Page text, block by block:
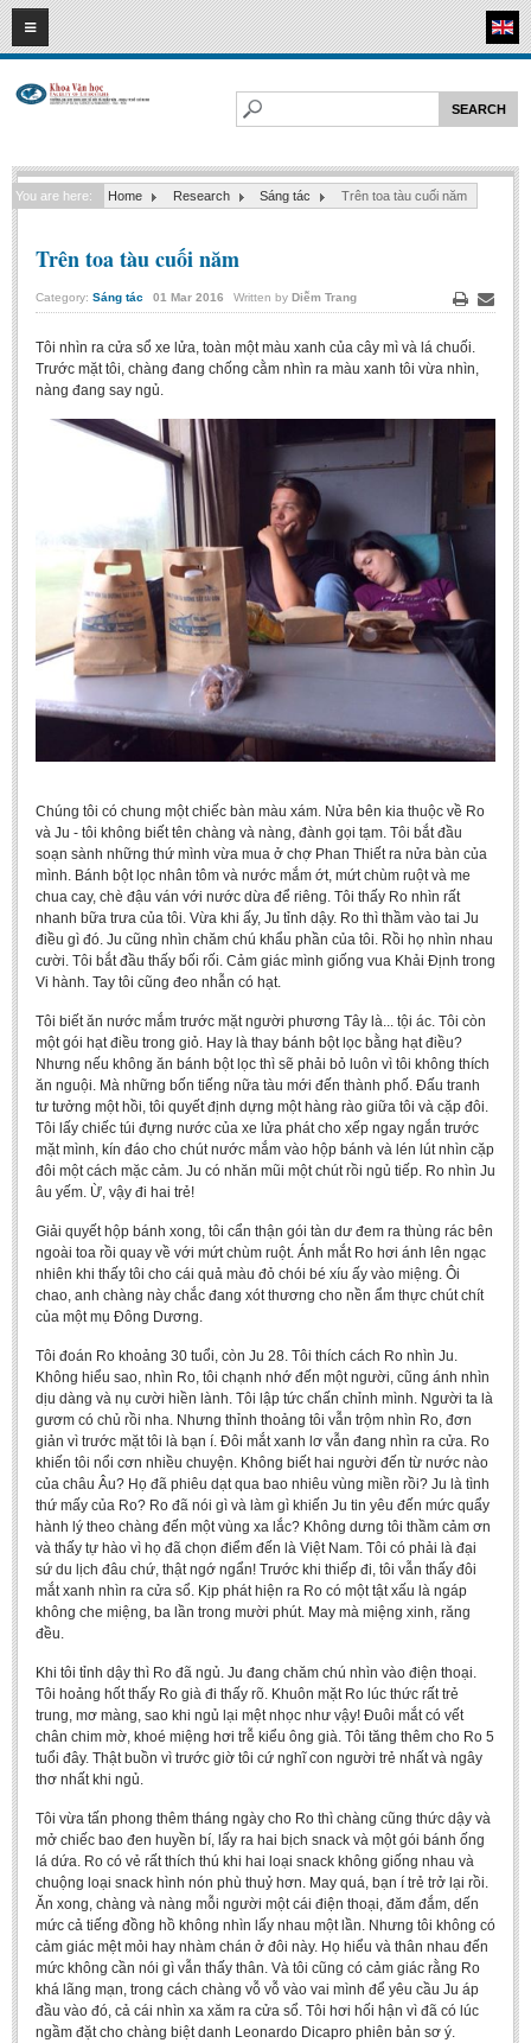
08 2026
HOME
Faculty of Literature
Departments
Department of Foreign Literatures and Comparative Literature
Department of Sinology-Nom Studies
Department of Arts Studies
Center of Sinology and Nom Studies
Undergraduate: Regular Degree
Undergraduate: Honor Degree
Postgraduate
LITERARY WRITINGS & TRANSLATING
RESEARCH
Vietnamese Folk Culture
Literary Theory & Criticism
Vietnamese Literature
Foreign Literatures & Comparative Literature
Theater and Film
Culture - History - Philosophy
Education
BA, MA, PhD. Theses
CONFERENCE
Studies on Vietnamese and Korean Literature and Films
East-Asian region
Studies on Sinology & Nom
Vietnamese and Japanese Literature Viewed from an East Asian
Perspective
To Build a Standard Orthography in Schools and the Media
80 Years of New Poetry and the Self-Reliant Literary Group
ALUMNI
Alumni Association
Scholarship Fund
STUDENT ACTIVITIES
Literature Club
You are here: Home Research Sáng tác Trên toa tàu cuối năm
Trên toa tàu cuối năm
PrintEmail
Category: Sáng tác 01 Mar 2016 Written by Diễm Trang
Tôi nhìn ra cửa sổ xe lửa, toàn một màu xanh của cây mì và lá chuối.
Trước mặt tôi, chàng đang chống cằm nhìn ra màu xanh tôi vừa nhìn,
nàng đang say ngủ.
Chúng tôi có chung một chiếc bàn màu xám. Nửa bên kia thuộc về Ro
và Ju - tôi không biết tên chàng và nàng, đành gọi tạm. Tôi bắt đầu
soạn sành những thứ mình vừa mua ở chợ Phan Thiết ra nửa bàn của
mình. Bánh bột lọc nhân tôm và nước mắm ớt, mứt chùm ruột và me
chua cay, chè đậu ván với nước dừa để riêng. Tôi thấy Ro nhìn rất
nhanh bữa trưa của tôi. Vừa khi ấy, Ju tỉnh dậy. Ro thì thầm vào tai Ju
điều gì đó. Ju cũng nhìn chăm chú khẩu phần của tôi. Rồi họ nhìn nhau
cười. Tôi bắt đầu thấy bối rối. Cảm giác mình giống vua Khải Định trong
Vi hành. Tay tôi cũng đeo nhẫn có hạt.
Tôi biết ăn nước mắm trước mặt người phương Tây là... tội ác. Tôi còn
một gói hạt điều trong giỏ. Hay là thay bánh bột lọc bằng hạt điều?
Nhưng nếu không ăn bánh bột lọc thì sẽ phải bỏ luôn vì tôi không thích
ăn nguội. Mà những bốn tiếng nữa tàu mới đến thành phố. Đấu tranh
tư tưởng một hồi, tôi quyết định dựng một hàng rào giữa tôi và cặp đôi.
Tôi lấy chiếc túi đựng nước của xe lửa phát cho xếp ngay ngắn trước
mặt mình, kín đáo cho chút nước mắm vào hộp bánh và lén lút nhìn cặp
đôi một cách mặc cảm. Ju có nhăn mũi một chút rồi ngủ tiếp. Ro nhìn Ju
âu yếm. Ừ, vậy đi hai trẻ!
Giải quyết hộp bánh xong, tôi cẩn thận gói tàn dư đem ra thùng rác bên
ngoài toa rồi quay về với mứt chùm ruột. Ánh mắt Ro hơi ánh lên ngạc
nhiên khi thấy tôi cho cái quả màu đỏ chói bé xíu ấy vào miệng. Ôi
chao, anh chàng này chắc đang xót thương cho nền ẩm thực chút chít
của một mụ Đông Dương.
Tôi đoán Ro khoảng 30 tuổi, còn Ju 28. Tôi thích cách Ro nhìn Ju.
Không hiểu sao, nhìn Ro, tôi chạnh nhớ đến một người, cũng ánh nhìn
dịu dàng và nụ cười hiền lành. Tôi lập tức chấn chỉnh mình. Người ta là
gươm có chủ rồi nha. Nhưng thỉnh thoảng tôi vẫn trộm nhìn Ro, đơn
giản vì trước mặt tôi là bạn í. Đôi mắt xanh lơ vẫn đang nhìn ra cửa. Ro
khiến tôi nổi cơn nhiều chuyện. Không biết hai người đến từ nước nào
của châu Âu? Họ đã phiêu dạt qua bao nhiêu vùng miền rồi? Ju là tình
thứ mấy của Ro? Ro đã nói gì và làm gì khiến Ju tin yêu đến mức quẩy
hành lý theo chàng đến một vùng xa lắc? Không dưng tôi thầm cảm ơn
và thấy tự hào vì họ đã chọn điểm đến là Việt Nam. Tôi có phải là đại
sứ du lịch đâu chứ, thật ngớ ngẩn! Trước khi thiếp đi, tôi vẫn thấy đôi
mắt xanh nhìn ra cửa sổ. Kịp phát hiện ra Ro có một tật xấu là ngáp
không che miệng, ba lần trong mười phút. May mà miệng xinh, răng
đều.
Khi tôi tỉnh dậy thì Ro đã ngủ. Ju đang chăm chú nhìn vào điện thoại.
Tôi hoảng hốt thấy Ro già đi thấy rõ. Khuôn mặt Ro lúc thức rất trẻ
trung, mơ màng, sao khi ngủ lại mệt nhọc như vậy! Đuôi mắt có vết
chân chim mờ, khoé miệng hơi trễ kiểu ông già. Tôi tăng thêm cho Ro 5
tuổi đây. Thật buồn vì trước giờ tôi cứ nghĩ con người trẻ nhất và ngây
thơ nhất khi ngủ.
Tôi vừa tấn phong thêm tháng ngày cho Ro thì chàng cũng thức dậy và
mở chiếc bao đen huyền bí, lấy ra hai bịch snack và một gói bánh ống
lá dứa. Ro có vẻ rất thích thú khi hai loại snack không giống nhau và
chuộng loại snack hình nón phù thuỷ hơn. May quá, bạn í trẻ trở lại rồi.
Ăn xong, chàng và nàng mỗi người một cái điện thoại, đăm đắm, dến
mức cả tiếng đồng hồ không nhìn lấy nhau một lần. Nhưng tôi không có
cảm giác mệt mỏi hay nhàm chán ở đôi này. Họ hiểu và thân nhau đến
mức không cần nói gì vẫn thấy thân. Và tôi cũng có cảm giác rằng Ro
khá lãng mạn, trong cách chàng vỗ vỗ vào vai mình để yêu cầu Ju áp
đầu vào đó, cả cái nhìn xa xăm ra cửa sổ. Tôi hơi hối hận vì đã có lúc
ngầm đặt cho chàng biệt danh Leonardo Dicapro phiên bản sơ ý.